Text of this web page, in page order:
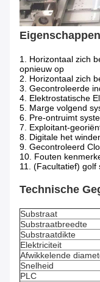
Eigenschappen
1. Horizontaal zich
opnieuw op
2. Horizontaal zich
3. Gecontroleerde
4. Elektrostatische
5. Marge volgend
6. Pre-ontruimt
7. Exploitant-
8. Digitale het
9. Gecontroleerd
10. Fouten
11. (Facultatief) golf
Technische
Substraat
Substraatbreedte
Substraatdikte
Elektriciteit
Afwikkelende
Snelheid
PLC